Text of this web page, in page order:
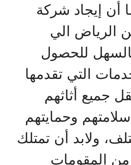
أن إيجاد شركة
الي
للحصول
التي تقدمها
جميع أثاثهم
وحمايتهم
ولابد أن تمتلك
من المقومات